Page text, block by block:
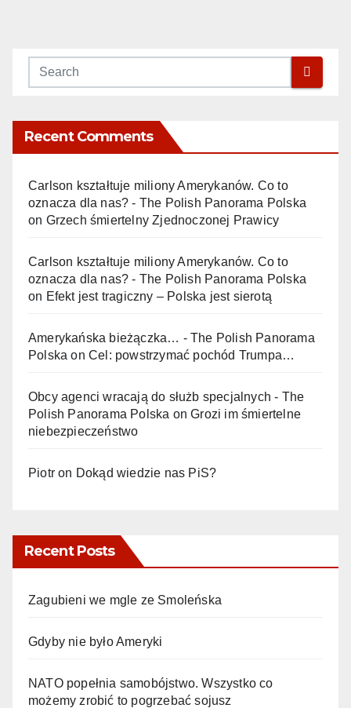
Recent Comments
Carlson kształtuje miliony Amerykanów. Co to
oznacza dla nas? - The Polish Panorama Polska
on Grzech śmiertelny Zjednoczonej Prawicy
Carlson kształtuje miliony Amerykanów. Co to
oznacza dla nas? - The Polish Panorama Polska
on Efekt jest tragiczny – Polska jest sierotą
Amerykańska bieżączka… - The Polish Panorama
Polska onCel: powstrzymać pochód Trumpa…
Obcy agenci wracają do służb specjalnych - The
Polish Panorama Polska onGrozi im śmiertelne
niebezpieczeństwo
Piotr on Dokąd wiedzie nas PiS?
Recent Posts
Zagubieni we mgle ze Smoleńska
Gdyby nie było Ameryki
NATO popełnia samobójstwo. Wszystko co
możemy zrobić to pogrzebać sojusz